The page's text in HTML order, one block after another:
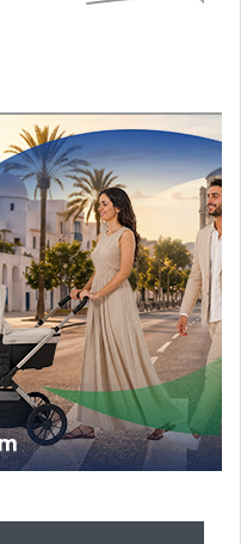
BILANS
DIVIDENDES
FUSIONS &
ACQUISITIONS